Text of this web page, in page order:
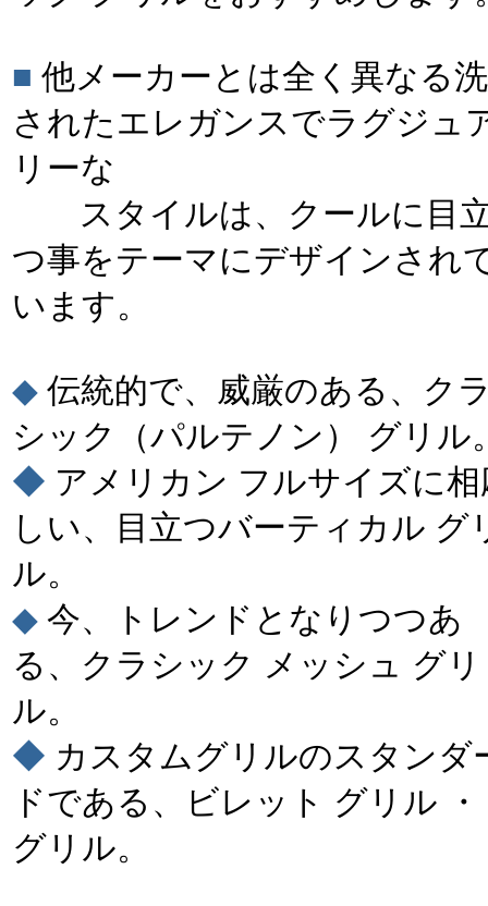
■ 他メーカーとは全く異なる
されたエレガンスでラグジュ
リーな
スタイルは、クールに目
つ事をテーマにデザインされ
います。
◆ 伝統的で、威厳のある、ク
シック（パルテノン） グリル
◆ アメリカン フルサイズに相
しい、目立つバーティカル グ
ル。
◆ 今、トレンドとなりつつあ
る、クラシック メッシュ グリ
ル。
◆ カスタムグリルのスタンダ
ドである、ビレット グリル ・
グリル。